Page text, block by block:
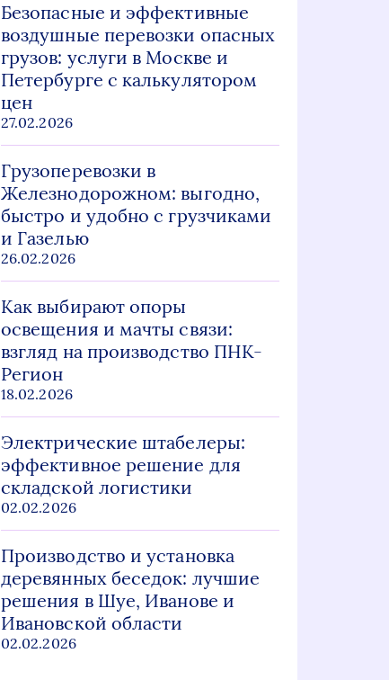
Безопасные и эффективные
воздушные перевозки опасных
грузов: услуги в Москве и
Петербурге с калькулятором
цен
27.02.2026
Грузоперевозки в
Железнодорожном: выгодно,
быстро и удобно с грузчиками
и Газелью
26.02.2026
Как выбирают опоры
освещения и мачты связи:
взгляд на производство ПНК-
Регион
18.02.2026
Электрические штабелеры:
эффективное решение для
складской логистики
02.02.2026
Производство и установка
деревянных беседок: лучшие
решения в Шуе, Иванове и
Ивановской области
02.02.2026